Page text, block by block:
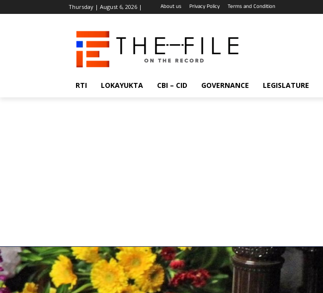
Thursday | August 6, 2026 | About us Privacy Policy Terms and Condition
RTI LOKAYUKTA CBI – CID GOVERNANCE LEGISLATURE